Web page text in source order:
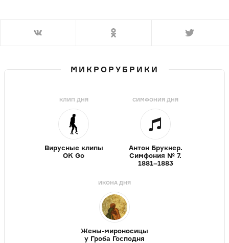
МИКРОРУБРИКИ
КЛИП ДНЯ
Вирусные клипы
OK Go
СИМФОНИЯ ДНЯ
Антон Брукнер.
Симфония № 7.
1881–1883
ИКОНА ДНЯ
Жены-мироносицы
у Гроба Господня